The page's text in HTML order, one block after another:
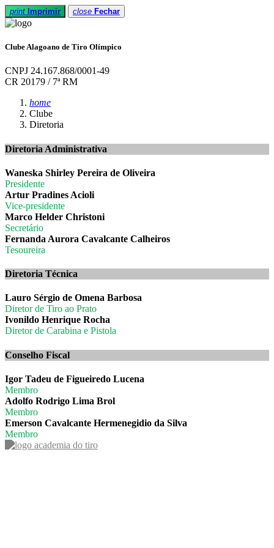
print Imprimir close Fechar
Clube Alagoano de Tiro Olímpico
CNPJ 24.167.868/0001-49
CR 20179 / 7ª RM
home
Clube
Diretoria
Diretoria Administrativa
Waneska Shirley Pereira de Oliveira
Presidente
Artur Pradines Acioli
Vice-presidente
Marco Helder Christoni
Secretário
Fernanda Aurora Cavalcante Calheiros
Tesoureira
Diretoria Técnica
Lauro Sérgio de Omena Barbosa
Diretor de Tiro ao Prato
Ivonildo Henrique Rocha
Diretor de Carabina e Pistola
Conselho Fiscal
Igor Tadeu de Figueiredo Lucena
Membro
Adolfo Rodrigo Lima Brol
Membro
Emerson Cavalcante Hermenegidio da Silva
Membro